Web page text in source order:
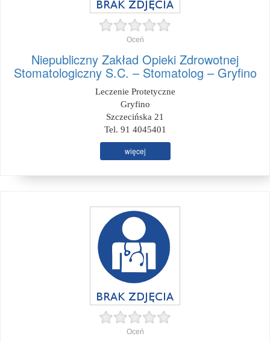
Oceń
Niepubliczny Zakład Opieki Zdrowotnej
Stomatologiczny S.C. – Stomatolog – Gryfino
Leczenie Protetyczne
Gryfino
Szczecińska 21
Tel. 91 4045401
więcej
Oceń